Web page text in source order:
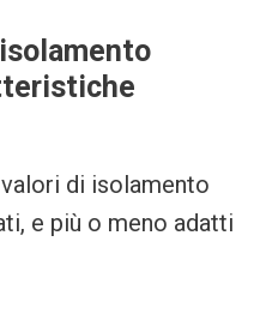
di isolamento
e più o meno adatti